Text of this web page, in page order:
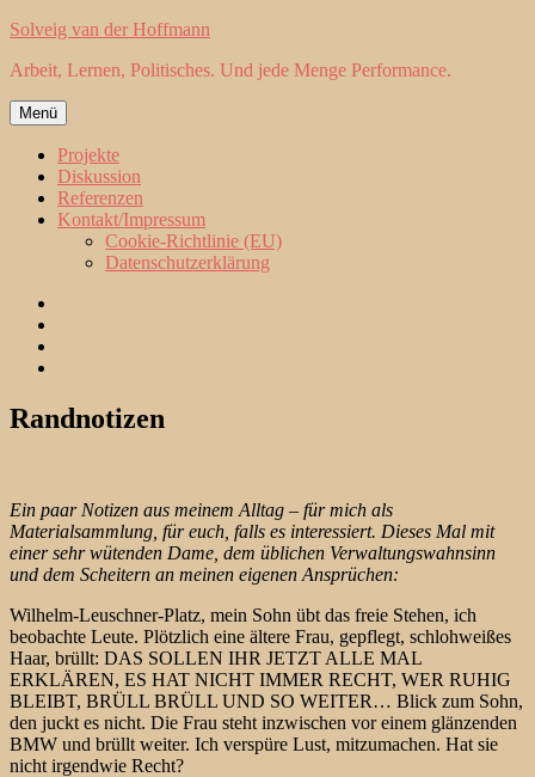
Zum
springen
Solveig van der Hoffmann
Arbeit, Lernen, Politisches. Und jede Menge Performance.
Menü
Projekte
Diskussion
Referenzen
Kontakt/Impressum
Cookie-Richtlinie (EU)
Datenschutzerklärung
Randnotizen
Ein paar Notizen aus meinem Alltag – für mich als
Materialsammlung, für euch, falls es interessiert. Dieses Mal mit
einer sehr wütenden Dame, dem üblichen Verwaltungswahnsinn
und dem Scheitern an meinen eigenen Ansprüchen:
Wilhelm-Leuschner-Platz, mein Sohn übt das freie Stehen, ich
beobachte Leute. Plötzlich eine ältere Frau, gepflegt, schlohweißes
Haar, brüllt: DAS SOLLEN IHR JETZT ALLE MAL
ERKLÄREN, ES HAT NICHT IMMER RECHT, WER RUHIG
BLEIBT, BRÜLL BRÜLL UND SO WEITER… Blick zum Sohn,
den juckt es nicht. Die Frau steht inzwischen vor einem glänzenden
BMW und brüllt weiter. Ich verspüre Lust, mitzumachen. Hat sie
nicht irgendwie Recht?